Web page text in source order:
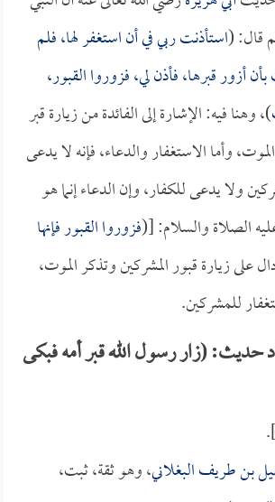
قال: (استأذنت ربي في أن استغفر لها، فلم
أزور قبرها، فأذن لي، فزوروا القبور،
)، وهنا فيه: الإشارة إلى الفائدة من زيارة قبر
وأما الاستغفار والدعاء، فإنه لا يدعى
ولا يدعى للكفار، وإن الدعاء إنما هو
الصلاة والسلام: [(فزوروا القبور فإنها
على زيارة قبور المشركين وتذكر الموت،
للمشركين.
حديث: (زار رسول الله قبر أمه فبكى
].
بن طريف البغلاني، وهو ثقة، ثبت،